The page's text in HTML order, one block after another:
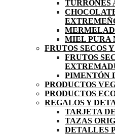
TURRONES
MIEL PURA
FRUTOS SECOS
FRUTOS
PIMENTÓN
PRODUCTOS
PRODUCTOS
REGALOS Y
TARJETA
TAZAS
DETALLES